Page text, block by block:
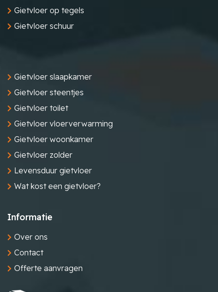
Gietvloer op tegels
Gietvloer schuur
Gietvloer slaapkamer
Gietvloer steentjes
Gietvloer toilet
Gietvloer vloerverwarming
Gietvloer woonkamer
Gietvloer zolder
Levensduur gietvloer
Wat kost een gietvloer?
Informatie
Over ons
Contact
Offerte aanvragen